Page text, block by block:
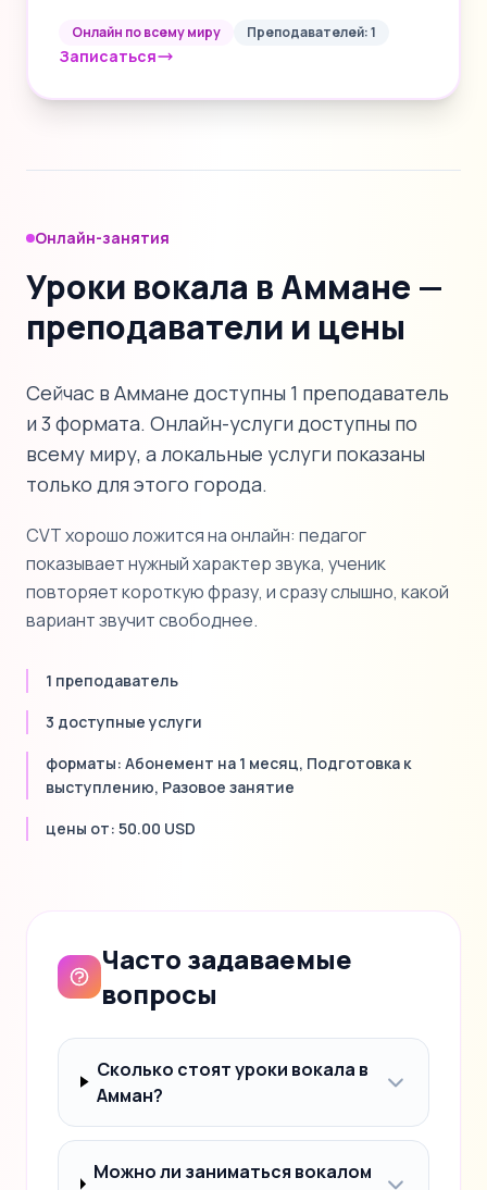
Онлайн по всему миру Преподавателей: 1
Записаться
Онлайн-занятия
Уроки вокала в Аммане —
преподаватели и цены
Сейчас в Аммане доступны 1 преподаватель
и 3 формата. Онлайн-услуги доступны по
всему миру, а локальные услуги показаны
только для этого города.
CVT хорошо ложится на онлайн: педагог
показывает нужный характер звука, ученик
повторяет короткую фразу, и сразу слышно, какой
вариант звучит свободнее.
1 преподаватель
3 доступные услуги
форматы: Абонемент на 1 месяц, Подготовка к
выступлению, Разовое занятие
цены от: 50.00 USD
Часто задаваемые
вопросы
Сколько стоят уроки вокала в
Амман?
Можно ли заниматься вокалом